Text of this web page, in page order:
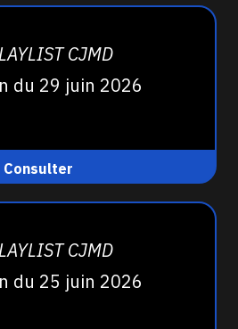
CJMD
du 29 juin 2026
Consulter
CJMD
du 25 juin 2026